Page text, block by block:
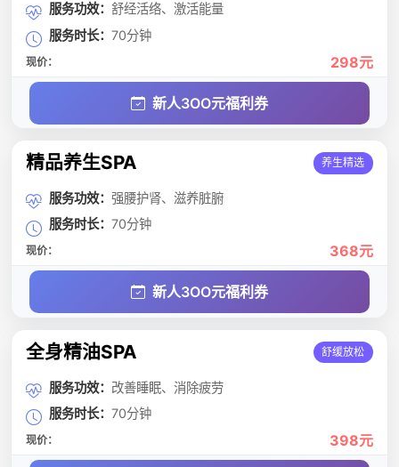
服务功效： 舒经活络、激活能量
服务时长： 70分钟
现价： 298元
新人3OO元福利券
精品养生SPA 养生精选
服务功效： 强腰护肾、滋养脏腑
服务时长： 70分钟
现价： 368元
新人3OO元福利券
全身精油SPA 舒缓放松
服务功效： 改善睡眠、消除疲劳
服务时长： 70分钟
现价： 398元